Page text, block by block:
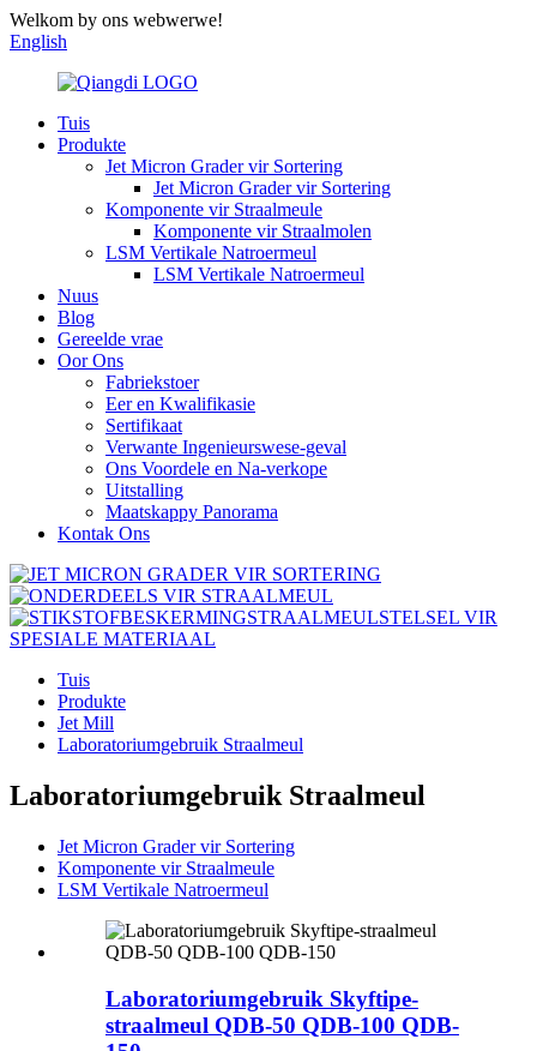
Welkom by ons webwerwe!
English
Tuis
Produkte
Jet Micron Grader vir Sortering
Jet Micron Grader vir Sortering
Komponente vir Straalmeule
Komponente vir Straalmolen
LSM Vertikale Natroermeul
LSM Vertikale Natroermeul
Nuus
Blog
Gereelde vrae
Oor Ons
Fabriekstoer
Eer en Kwalifikasie
Sertifikaat
Verwante Ingenieurswese-geval
Ons Voordele en Na-verkope
Uitstalling
Maatskappy Panorama
Kontak Ons
Tuis
Produkte
Jet Mill
Laboratoriumgebruik Straalmeul
Laboratoriumgebruik Straalmeul
Jet Micron Grader vir Sortering
Komponente vir Straalmeule
LSM Vertikale Natroermeul
Laboratoriumgebruik Skyftipe-
straalmeul QDB-50 QDB-100 QDB-